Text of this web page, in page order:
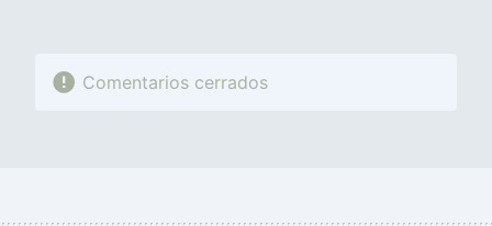
Comentarios cerrados